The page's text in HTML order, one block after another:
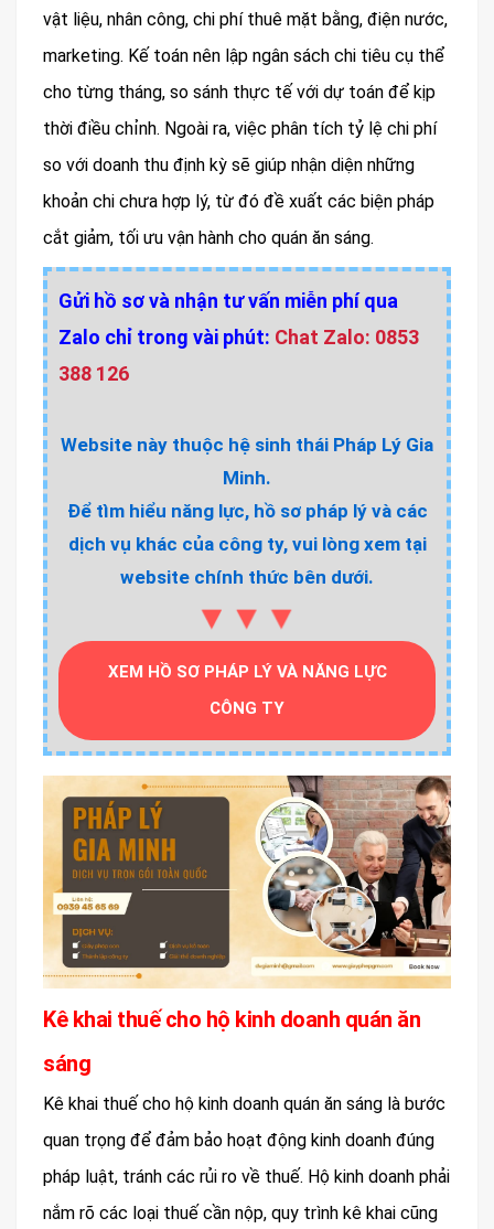
vật liệu, nhân công, chi phí thuê mặt bằng, điện nước,
marketing. Kế toán nên lập ngân sách chi tiêu cụ thể
cho từng tháng, so sánh thực tế với dự toán để kịp
thời điều chỉnh. Ngoài ra, việc phân tích tỷ lệ chi phí
so với doanh thu định kỳ sẽ giúp nhận diện những
khoản chi chưa hợp lý, từ đó đề xuất các biện pháp
cắt giảm, tối ưu vận hành cho quán ăn sáng.
Gửi hồ sơ và nhận tư vấn miễn phí qua
Zalo chỉ trong vài phút: Chat Zalo: 0853
388 126
Website này thuộc hệ sinh thái Pháp Lý Gia
Minh.
Để tìm hiểu năng lực, hồ sơ pháp lý và các
dịch vụ khác của công ty, vui lòng xem tại
website chính thức bên dưới.
▼▼▼
XEM HỒ SƠ PHÁP LÝ VÀ NĂNG LỰC
CÔNG TY
Kê khai thuế cho hộ kinh doanh quán ăn
sáng
Kê khai thuế cho hộ kinh doanh quán ăn sáng là bước
quan trọng để đảm bảo hoạt động kinh doanh đúng
pháp luật, tránh các rủi ro về thuế. Hộ kinh doanh phải
nắm rõ các loại thuế cần nộp, quy trình kê khai cũng